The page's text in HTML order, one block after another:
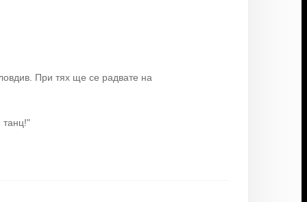
При тях ще се радвате на
танц!"